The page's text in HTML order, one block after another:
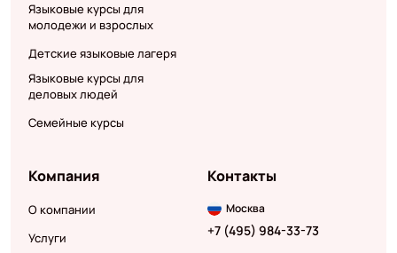
Языковые курсы для
молодежи и взрослых
Детские языковые лагеря
Языковые курсы для
деловых людей
Семейные курсы
Компания
О компании
Услуги
Контакты
Москва
+7 (495) 984-33-73